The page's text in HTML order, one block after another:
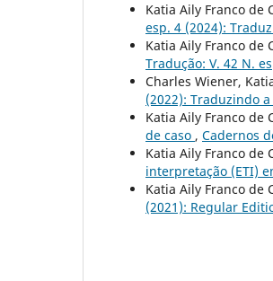
Katia Aily Franco de
esp. 4 (2024):
Katia Aily Franco de
Tradução: V. 42 N.
Charles Wiener,
(2022): Traduzindo
Katia Aily Franco de
de caso , Cadernos
Katia Aily Franco de
interpretação (ETI)
Katia Aily Franco de
(2021): Regular